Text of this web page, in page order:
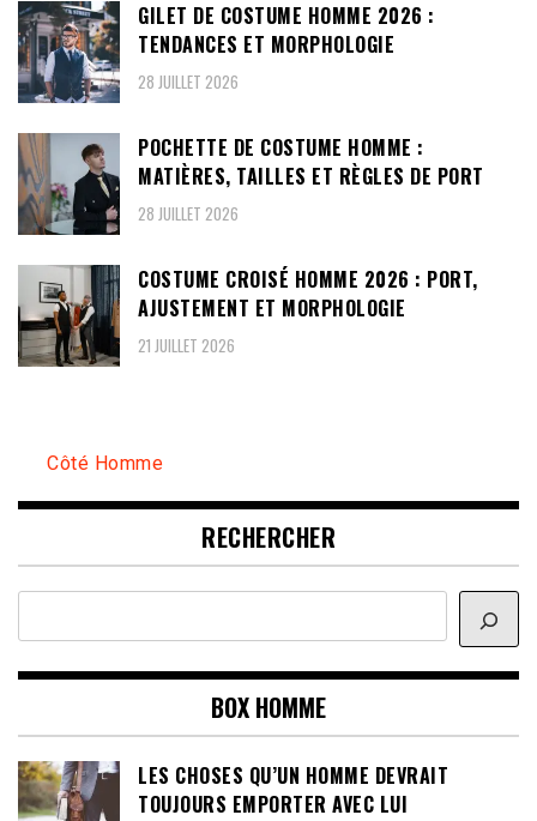
GILET DE COSTUME HOMME 2026 :
TENDANCES ET MORPHOLOGIE
28 JUILLET 2026
POCHETTE DE COSTUME HOMME :
MATIÈRES, TAILLES ET RÈGLES DE PORT
28 JUILLET 2026
COSTUME CROISÉ HOMME 2026 : PORT,
AJUSTEMENT ET MORPHOLOGIE
21 JUILLET 2026
Côté Homme
RECHERCHER
BOX HOMME
LES CHOSES QU’UN HOMME DEVRAIT
TOUJOURS EMPORTER AVEC LUI